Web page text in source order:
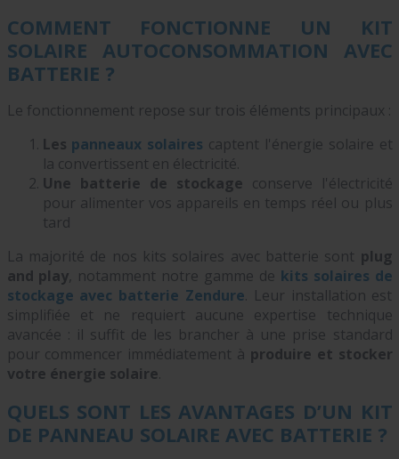
COMMENT FONCTIONNE UN KIT
SOLAIRE AUTOCONSOMMATION AVEC
BATTERIE ?
Le fonctionnement repose sur trois éléments principaux :
Les panneaux solaires captent l'énergie solaire et
la convertissent en électricité.
Une batterie de stockage conserve l'électricité
pour alimenter vos appareils en temps réel ou plus
tard
La majorité de nos kits solaires avec batterie sont plug
and play , notamment notre gamme de kits solaires de
stockage avec batterie Zendure. Leur installation est
simplifiée et ne requiert aucune expertise technique
avancée : il suffit de les brancher à une prise standard
pour commencer immédiatement à produire et stocker
votre énergie solaire.
QUELS SONT LES AVANTAGES D’UN KIT
DE PANNEAU SOLAIRE AVEC BATTERIE ?